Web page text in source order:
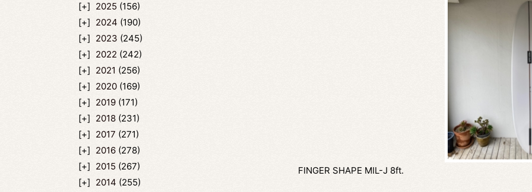
2025 (156)
2024 (190)
2023 (245)
2022 (242)
2021 (256)
2020 (169)
2019 (171)
2018 (231)
2017 (271)
2016 (278)
2015 (267)
2014 (255)
FINGER SHAPE MIL-J 8ft.